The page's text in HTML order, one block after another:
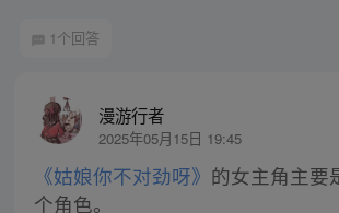
1个回答
漫游行者
2025年05月15日 19:45
《姑娘你不对劲呀》 的女主角主要
个角色。